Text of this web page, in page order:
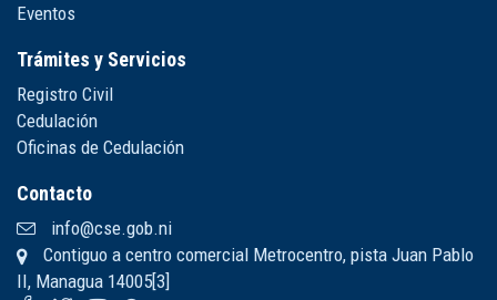
Eventos
Trámites y Servicios
Registro Civil
Cedulación
Oficinas de Cedulación
Contacto
info@cse.gob.ni
Contiguo a centro comercial Metrocentro, pista Juan Pablo
II, Managua 14005[3]